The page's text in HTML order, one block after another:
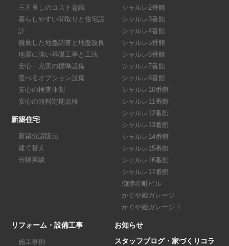
三方良しのコスト意識
暮らしやすい間取りと住宅設
計
徹底した地盤調査と地盤改良
地震に強い基礎工事と工法
安心・充実の標準設備
選べるオプション設備
安心の検査体制
安心の無料定期点検
新築住宅
新築分譲販売
建て替え
分譲実績
シャルレ2番館
シャルレ3番館
シャルレ4番館
シャルレ5番館
シャルレ6番館
シャルレ7番館
シャルレ8番館
シャルレ10番館
シャルレ11番館
シャルレ12番館
シャルレ13番館
シャルレ14番館
シャルレ15番館
シャルレ16番館
シャルレ17番館
御陵谷町ビル
かぐや姫ガレージ
かぐや姫ガレージⅡ
リフォーム・設備工事
施工事例
お知らせ
スタッフブログ・家づくりコラ